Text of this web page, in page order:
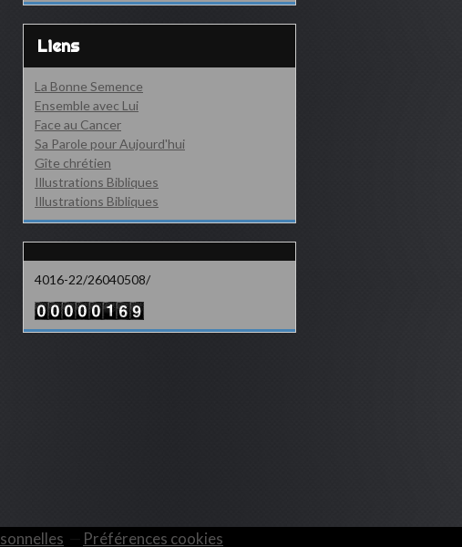
Liens
La Bonne Semence
Ensemble avec Lui
Face au Cancer
Sa Parole pour Aujourd'hui
Gîte chrétien
Illustrations Bibliques
Illustrations Bibliques
4016-22/26040508/
Préférences cookies